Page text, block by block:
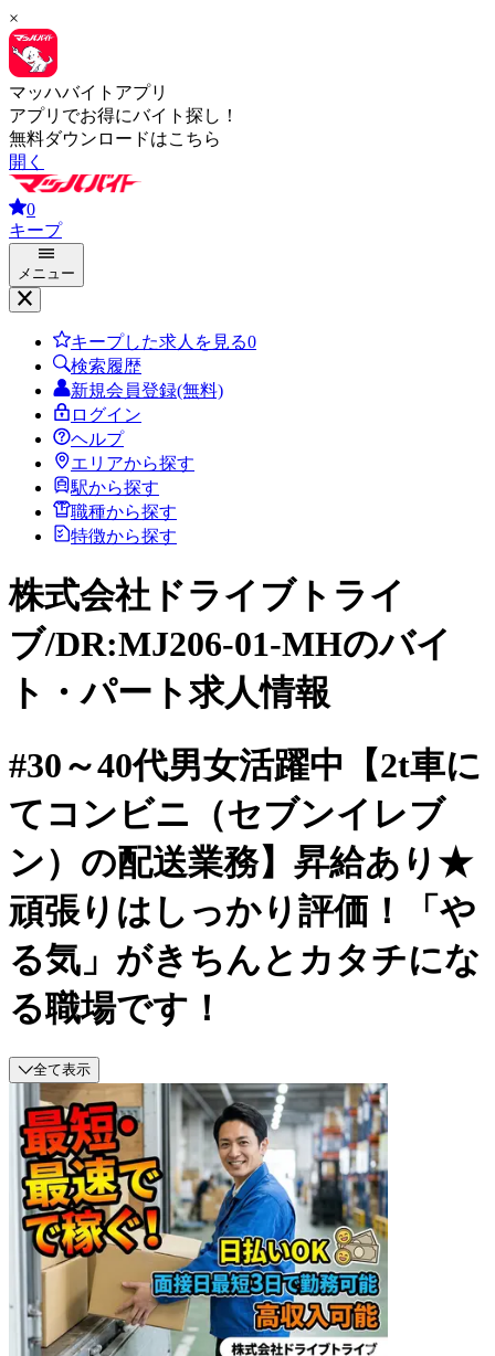
×
マッハバイトアプリ
アプリでお得にバイト探し！
無料ダウンロードはこちら
開く
0
キープ
メニュー
キープした求人を見る0
検索履歴
新規会員登録(無料)
ログイン
ヘルプ
エリアから探す
駅から探す
職種から探す
特徴から探す
株式会社ドライブトライ
ブ/DR:MJ206-01-MHのバイ
ト・パート求人情報
#30～40代男女活躍中【2t車に
てコンビニ（セブンイレブ
ン）の配送業務】昇給あり★
頑張りはしっかり評価！「や
る気」がきちんとカタチにな
る職場です！
全て表示